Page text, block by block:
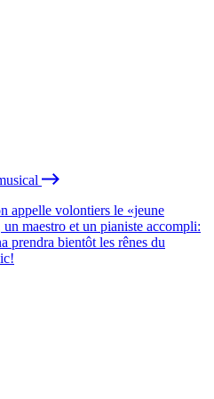
appelle volontiers le «jeune
maestro et un pianiste accompli:
prendra bientôt les rênes du